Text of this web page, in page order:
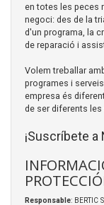
en totes les peces
negoci: des de la
d'un programa, la
de reparació i
Volem treballar
programes i
empresa és
de ser diferents
¡Suscríbete
Responsable: BERTIC